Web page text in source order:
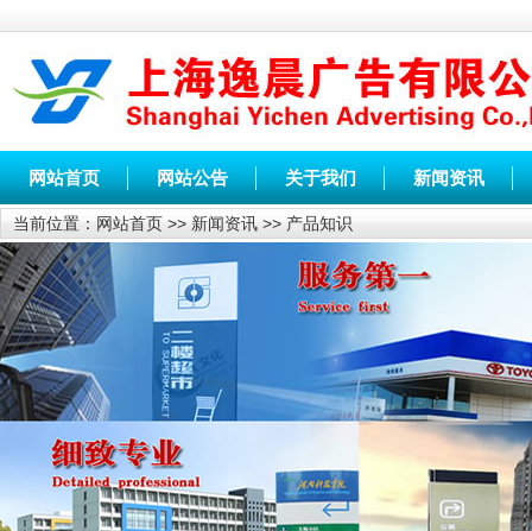
网站首页 网站公告 关于我们 新闻资讯
当前位置： 网站首页 >> 新闻资讯 >> 产品知识